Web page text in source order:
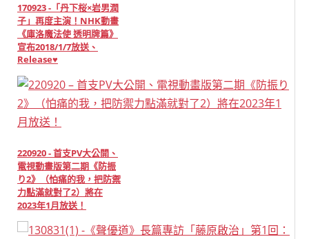
170923 -「丹下桜×岩男潤
子」再度主演！NHK動畫
《庫洛魔法使 透明牌篇》
宣布2018/1/7放送、
Release♥
220920 - 首支PV大公開、
電視動畫版第二期《防振
り2》（怕痛的我，把防禦
力點滿就對了2）將在
2023年1月放送！